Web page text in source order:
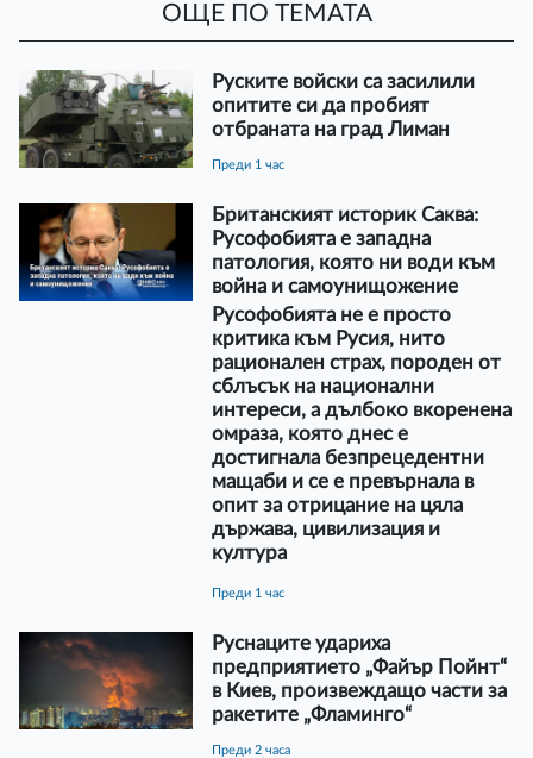
ОЩЕ ПО ТЕМАТА
Руските войски са засилили
опитите си да пробият
отбраната на град Лиман
преди 1 час
Британският историк Саква:
Русофобията е западна
патология, която ни води към
война и самоунищожение
Русофобията не е просто
критика към Русия, нито
рационален страх, породен от
сблъсък на национални
интереси, а дълбоко вкоренена
омраза, която днес е
достигнала безпрецедентни
мащаби и се е превърнала в
опит за отрицание на цяла
държава, цивилизация и
култура
преди 1 час
Руснаците удариха
предприятието „Файър Пойнт“
в Киев, произвеждащо части за
ракетите „Фламинго“
преди 2 часа